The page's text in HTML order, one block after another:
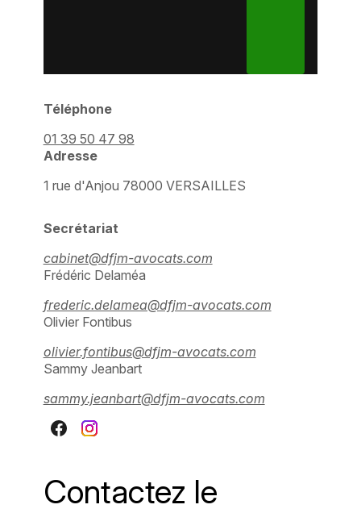
Téléphone
01 39 50 47 98
Adresse
1 rue d'Anjou 78000 VERSAILLES
Secrétariat
cabinet@dfjm-avocats.com
Frédéric Delaméa
frederic.delamea@dfjm-avocats.com
Olivier Fontibus
olivier.fontibus@dfjm-avocats.com
Sammy Jeanbart
sammy.jeanbart@dfjm-avocats.com
Contactez le